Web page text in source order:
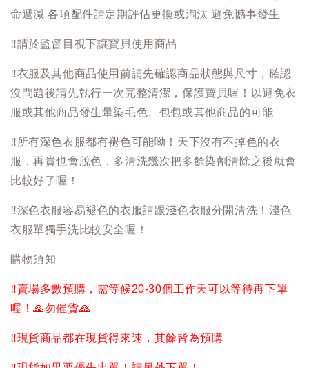
命遞減 各項配件請定期評估更換或淘汰 避免憾事發生
‼️請於監督目視下讓寶貝使用商品
‼️衣服及其他商品使用前請先確認商品狀態與尺寸，確認
沒問題後請先執行一次完整清潔，保護寶貝喔！以避免衣
服或其他商品發生暈染毛色、包包或其他商品的可能
‼️ 所有深色衣服都有褪色可能呦！天下沒有不掉色的衣
服，再貴也會脫色，多清洗幾次把多餘染劑清除之後就會
比較好了喔！
‼️深色衣服容易褪色的衣服請跟淺色衣服分開清洗！淺色
衣服單獨手洗比較安全喔！
購物須知
‼️賣場多數預購，需等候20-30個工作天可以等待再下單
喔！🙏勿催貨🙏
‼️現貨商品都在現貨得來速，其餘皆為預購